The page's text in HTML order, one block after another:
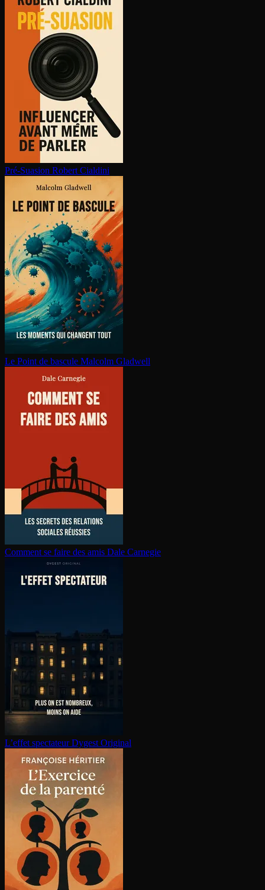
Pré-Suasion Robert Cialdini
Le Point de bascule Malcolm Gladwell
Comment se faire des amis Dale Carnegie
L’effet spectateur Dygest Original